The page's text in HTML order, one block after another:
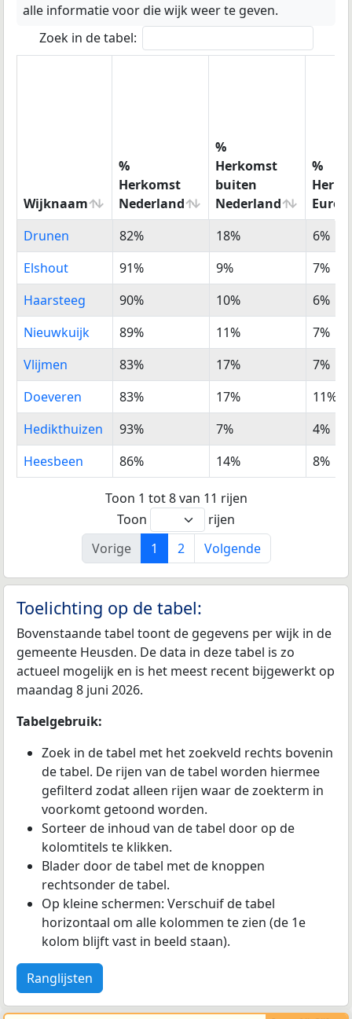
alle informatie voor die wijk weer te geven.
Zoek in de tabel:
Wijknaam
%
Herkomst
Nederland
%
Herkomst
buiten
Nederland
%
Wijknaam
%
Herkomst
Nederland
%
Herkomst
buiten
Nederland
%
Drunen 82% 18%
6%
Elshout
91% 9%
7%
Haarsteeg
90% 10%
6%
Nieuwkuijk
89% 11%
7%
Vlijmen
83% 17%
7%
Doeveren
83% 17%
11%
Hedikthuizen
93% 7%
4%
Heesbeen
86% 14% 8%
Toon 1 tot 8 van 11 rijen
Toon
rijen
Vorige
1 2 Volgende
Toelichting op de tabel:
Bovenstaande tabel toont de gegevens per wijk in de
gemeente Heusden. De data in deze tabel is zo
actueel mogelijk en is het meest recent bijgewerkt op
maandag 8 juni 2026.
Tabelgebruik:
Zoek in de tabel met het zoekveld rechts bovenin
de tabel. De rijen van de tabel worden hiermee
gefilterd zodat alleen rijen waar de zoekterm in
voorkomt getoond worden.
Sorteer de inhoud van de tabel door op de
kolomtitels te klikken.
Blader door de tabel met de knoppen
rechtsonder de tabel.
Op kleine schermen: Verschuif de tabel
horizontaal om alle kolommen te zien (de 1e
kolom blijft vast in beeld staan).
Ranglijsten